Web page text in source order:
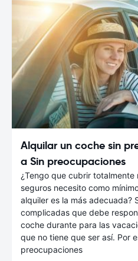
Alquilar un coche sin
a Sin preocupaciones
¿Tengo que cubrir totalmente
seguros necesito como
alquiler es la más adecuada?
complicadas que debe
coche durante para las
que no tiene que ser así. Por
preocupaciones